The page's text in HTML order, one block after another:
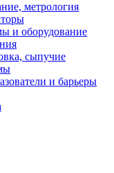
метрология
и оборудование
сыпучие
и барьеры